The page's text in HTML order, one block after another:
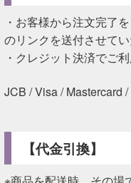
・お客様から注文完了
のリンクを送付させてい
・クレジット決済でご
JCB / Visa / Mastercard
【代金引換】